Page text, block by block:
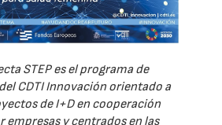
STEP es el programa de
CDTI Innovación orientado a
de I+D en cooperación
empresas y centrados en las